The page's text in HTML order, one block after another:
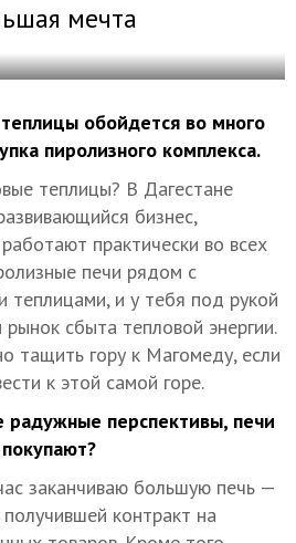
мечта
обойдется во много
пиролизного комплекса.
теплицы? В Дагестане
бизнес,
практически во всех
печи рядом с
теплицами, и у тебя под рукой
сбыта тепловой энергии.
тащить гору к Магомеду, если
к этой самой горе.
радужные перспективы, печи
заканчиваю большую печь —
контракт на